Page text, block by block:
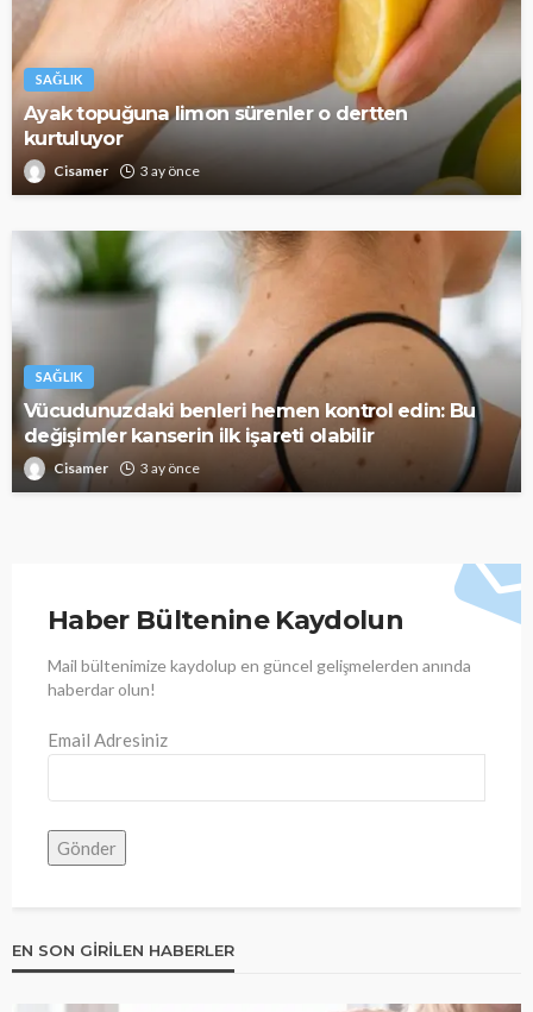
SAĞLIK
Ayak topuğuna limon sürenler o dertten
kurtuluyor
Cisamer 3 ay önce
SAĞLIK
Vücudunuzdaki benleri hemen kontrol edin: Bu
değişimler kanserin ilk işareti olabilir
Cisamer 3 ay önce
Haber Bültenine Kaydolun
Mail bültenimize kaydolup en güncel gelişmelerden anında
haberdar olun!
Email Adresiniz
EN SON GIRILEN HABERLER